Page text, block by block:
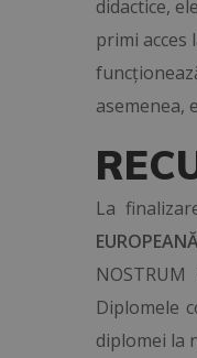
didactice,
primi
asemenea,
La
Diplomele
diplomei la